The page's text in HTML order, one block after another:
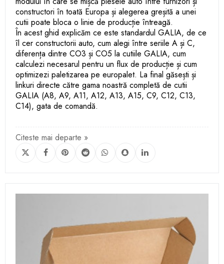
constructori în toată Europa și alegerea greșită a unei
cutii poate bloca o linie de producție întreagă.
În acest ghid explicăm ce este standardul GALIA, de ce
îl cer constructorii auto, cum alegi între seriile A și C,
diferența dintre CO3 și CO5 la cutiile GALIA, cum
calculezi necesarul pentru un flux de producție și cum
optimizezi paletizarea pe europalet. La final găsești și
linkuri directe către gama noastră completă de cutii
GALIA (A8, A9, A11, A12, A13, A15, C9, C12, C13,
C14), gata de comandă.
Citeste mai departe »